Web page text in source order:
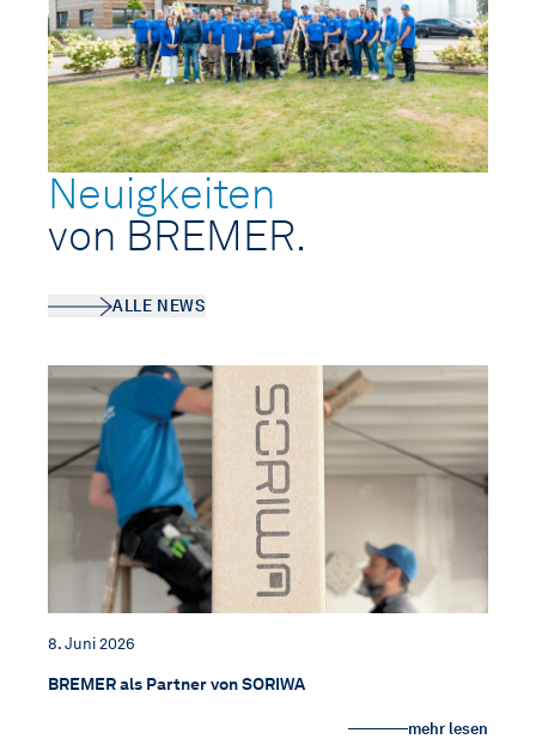
Neuigkeiten
von BREMER.
ALLE NEWS
8. Juni 2026
BREMER als Partner von SORIWA
mehr lesen